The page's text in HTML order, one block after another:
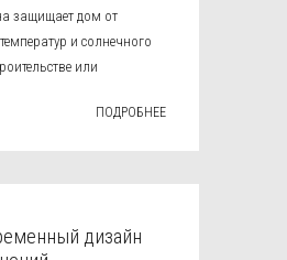
защищает дом от
и солнечного
или
ПОДРОБНЕЕ
дизайн